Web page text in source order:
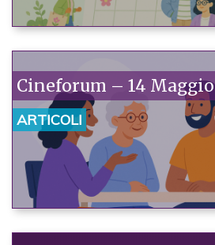
Cineforum – 14 Maggio
ARTICOLI